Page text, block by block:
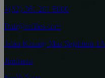
+(62) 361 201 5800
Bali@raffles.com
Jalan Karang Mas Sejahtera 1A
Jimbaran